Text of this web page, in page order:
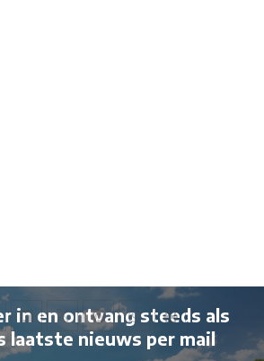
in en ontvang steeds als
laatste nieuws per mail